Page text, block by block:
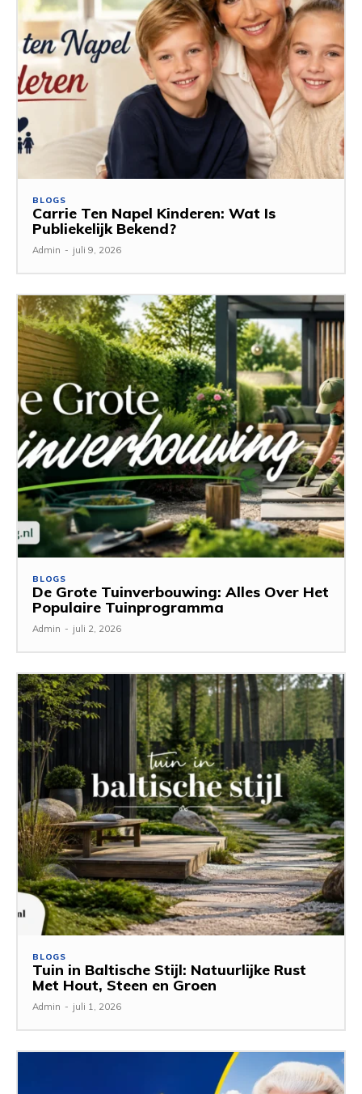
BLOGS
Carrie Ten Napel Kinderen: Wat Is
Publiekelijk Bekend?
Admin - juli 9, 2026
BLOGS
De Grote Tuinverbouwing: Alles Over Het
Populaire Tuinprogramma
Admin - juli 2, 2026
BLOGS
Tuin in Baltische Stijl: Natuurlijke Rust
Met Hout, Steen en Groen
Admin - juli 1, 2026